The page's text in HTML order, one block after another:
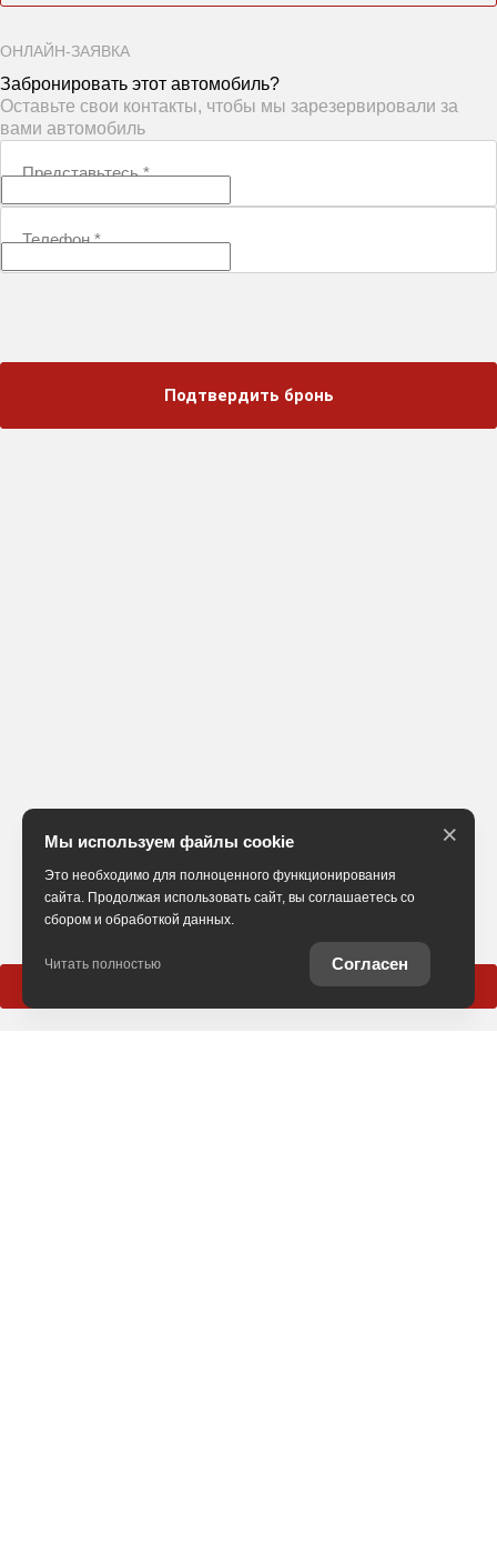
ОНЛАЙН-ЗАЯВКА
Забронировать этот автомобиль?
Оставьте свои контакты, чтобы мы зарезервировали за
вами автомобиль
Представьтесь*
Телефон*
Подтвердить бронь
Мы используем файлы cookie
Это необходимо для полноценного функционирования
сайта. Продолжая использовать сайт, вы соглашаетесь со
сбором и обработкой данных.
Читать полностью Согласен
×